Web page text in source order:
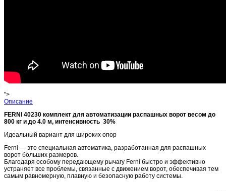
">
Описание
FERNI 40230 комплект для автоматизации распашных ворот весом до
800 кг и до 4.0 м, интенсивность 30%
Идеальный вариант для широких опор
Ferni — это специальная автоматика, разработанная для распашных
ворот больших размеров.
Благодаря особому передающему рычагу Ferni быстро и эффективно
устраняет все проблемы, связанные с движением ворот, обеспечивая тем
самым равномерную, плавную и безопасную работу системы.